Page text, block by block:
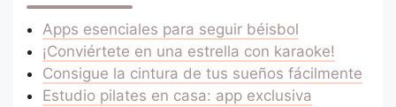
Apps esenciales para seguir béisbol
¡Conviértete en una estrella con karaoke!
Consigue la cintura de tus sueños fácilmente
Estudio pilates en casa: app exclusiva